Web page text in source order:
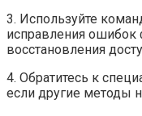
3. Используйте
исправления
восстановления
4. Обратитесь к
если другие методы